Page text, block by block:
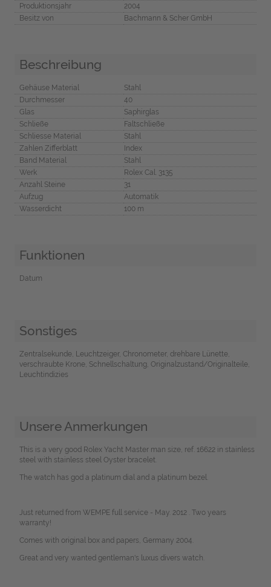
Produktionsjahr
2004
Besitz von
Bachmann & Scher GmbH
Beschreibung
Gehäuse Material
Stahl
Durchmesser
40
Glas
Saphirglas
Schließe
Faltschließe
Schliesse Material
Stahl
Zahlen Zifferblatt
Index
Band Material
Stahl
Werk
Rolex Cal. 3135
Anzahl Steine
31
Aufzug
Automatik
Wasserdicht
100 m
Funktionen
Datum
Sonstiges
Zentralsekunde, Leuchtzeiger, Chronometer, drehbare Lünette,
verschraubte Krone, Schnellschaltung, Originalzustand/Originalteile,
Leuchtindizies
Unsere Anmerkungen
This is a very good Rolex Yacht Master man size, ref. 16622 in stainless
steel with stainless steel Oyster bracelet.
The watch has god a platinum dial and a platinum bezel.
Just returned from WEMPE full service - May. 2012 . Two years
warranty!
Comes with original box and papers, Germany 2004.
Great and very wanted gentleman's luxus divers watch.